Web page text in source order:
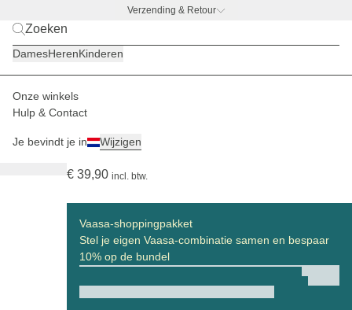
Verzending & Retour
DamesHerenKinderen
Onze winkels
Hulp & Contact
Je bevindt je in Wijzigen
Dames Boodschappenmanden
€ 39,90 incl. btw.
Vaasa-shoppingpakket
Stel je eigen Vaasa-combinatie samen en bespaar
10% op de bundel